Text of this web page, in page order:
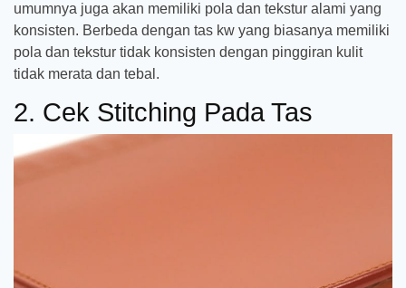
umumnya juga akan memiliki pola dan tekstur alami yang
konsisten. Berbeda dengan tas kw yang biasanya memiliki
pola dan tekstur tidak konsisten dengan pinggiran kulit
tidak merata dan tebal.
2. Cek Stitching Pada Tas